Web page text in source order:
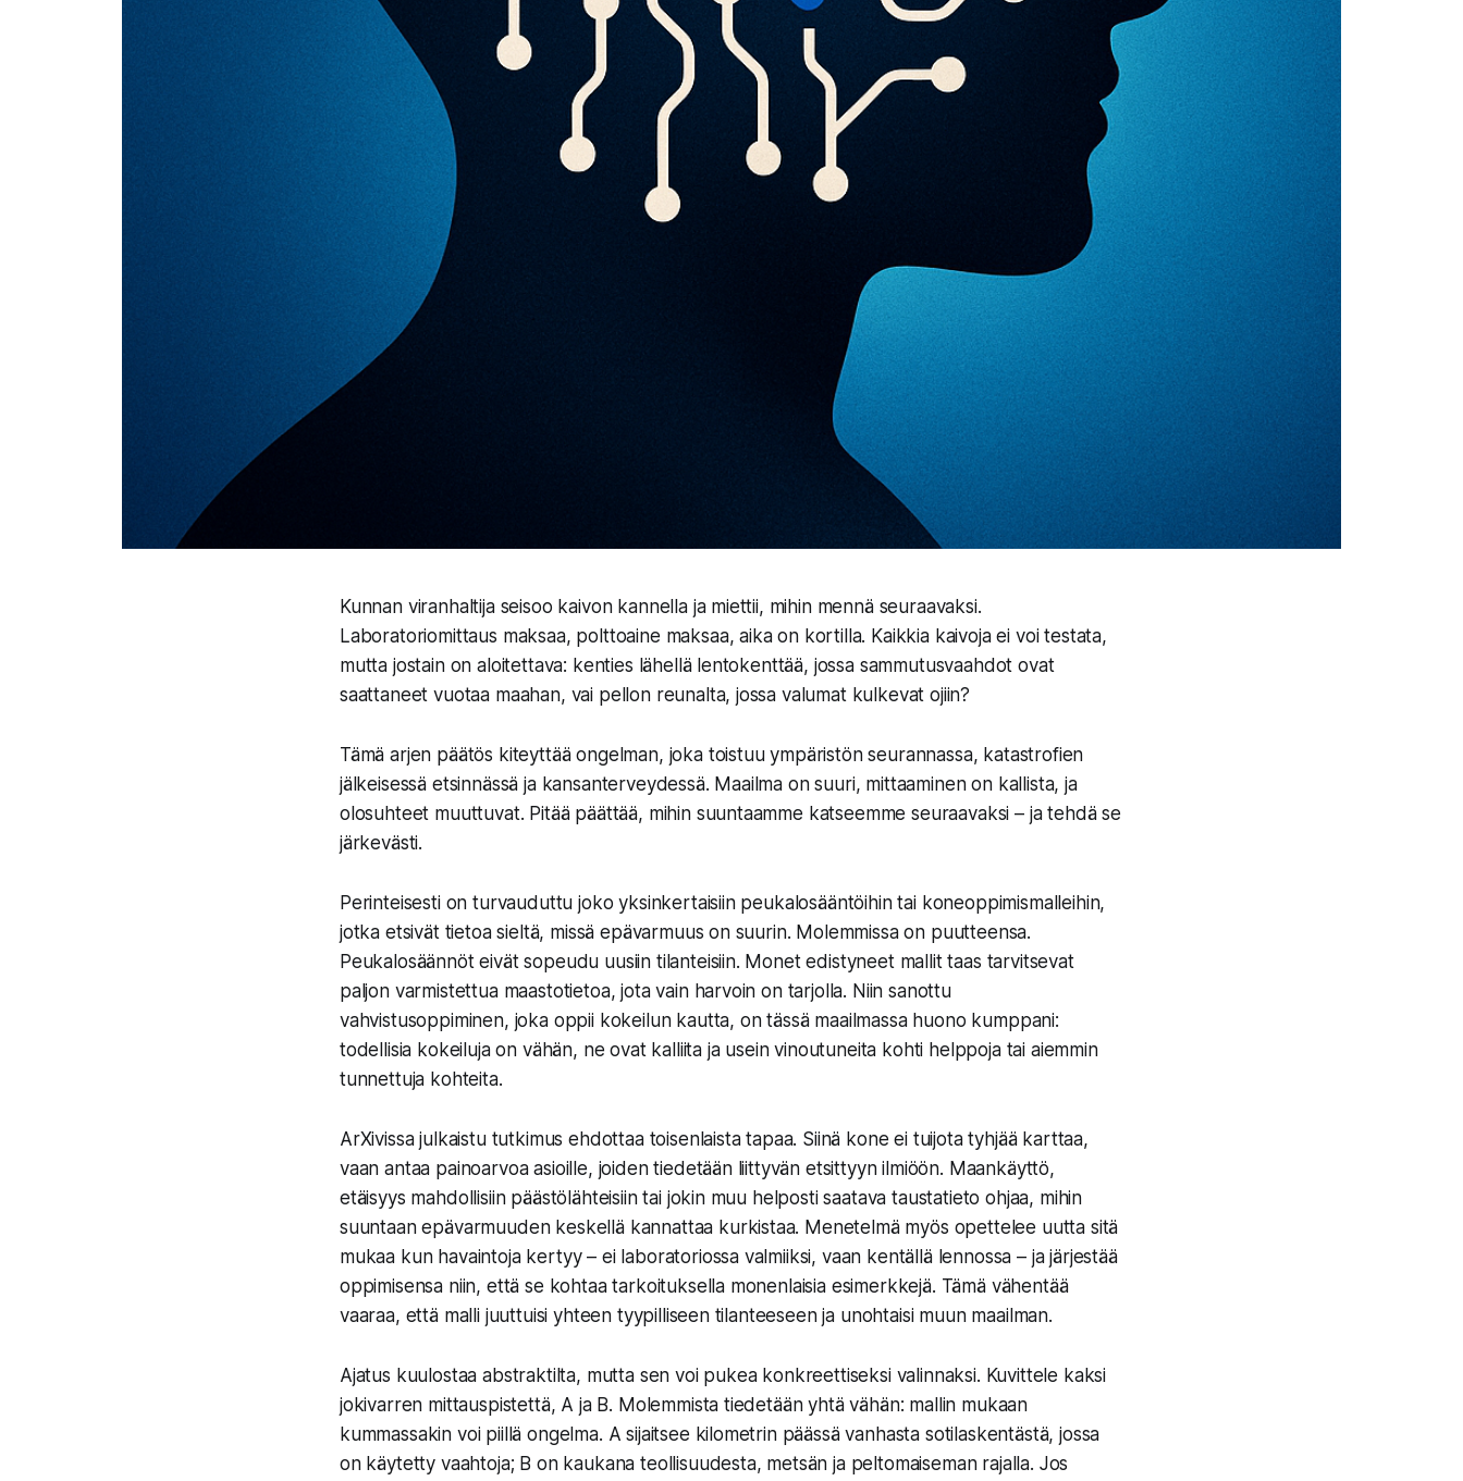
Kunnan viranhaltija seisoo kaivon kannella ja miettii, mihin mennä seuraavaksi.
Laboratoriomittaus maksaa, polttoaine maksaa, aika on kortilla. Kaikkia kaivoja ei voi testata,
mutta jostain on aloitettava: kenties lähellä lentokenttää, jossa sammutusvaahdot ovat
saattaneet vuotaa maahan, vai pellon reunalta, jossa valumat kulkevat ojiin?
Tämä arjen päätös kiteyttää ongelman, joka toistuu ympäristön seurannassa, katastrofien
jälkeisessä etsinnässä ja kansanterveydessä. Maailma on suuri, mittaaminen on kallista, ja
olosuhteet muuttuvat. Pitää päättää, mihin suuntaamme katseemme seuraavaksi – ja tehdä se
järkevästi.
Perinteisesti on turvauduttu joko yksinkertaisiin peukalosääntöihin tai koneoppimismalleihin,
jotka etsivät tietoa sieltä, missä epävarmuus on suurin. Molemmissa on puutteensa.
Peukalosäännöt eivät sopeudu uusiin tilanteisiin. Monet edistyneet mallit taas tarvitsevat
paljon varmistettua maastotietoa, jota vain harvoin on tarjolla. Niin sanottu
vahvistusoppiminen, joka oppii kokeilun kautta, on tässä maailmassa huono kumppani:
todellisia kokeiluja on vähän, ne ovat kalliita ja usein vinoutuneita kohti helppoja tai aiemmin
tunnettuja kohteita.
ArXivissa julkaistu tutkimus ehdottaa toisenlaista tapaa. Siinä kone ei tuijota tyhjää karttaa,
vaan antaa painoarvoa asioille, joiden tiedetään liittyvän etsittyyn ilmiöön. Maankäyttö,
etäisyys mahdollisiin päästölähteisiin tai jokin muu helposti saatava taustatieto ohjaa, mihin
suuntaan epävarmuuden keskellä kannattaa kurkistaa. Menetelmä myös opettelee uutta sitä
mukaa kun havaintoja kertyy – ei laboratoriossa valmiiksi, vaan kentällä lennossa – ja järjestää
oppimisensa niin, että se kohtaa tarkoituksella monenlaisia esimerkkejä. Tämä vähentää
vaaraa, että malli juuttuisi yhteen tyypilliseen tilanteeseen ja unohtaisi muun maailman.
Ajatus kuulostaa abstraktilta, mutta sen voi pukea konkreettiseksi valinnaksi. Kuvittele kaksi
jokivarren mittauspistettä, A ja B. Molemmista tiedetään yhtä vähän: mallin mukaan
kummassakin voi piillä ongelma. A sijaitsee kilometrin päässä vanhasta sotilaskentästä, jossa
on käytetty vaahtoja; B on kaukana teollisuudesta, metsän ja peltomaiseman rajalla. Jos